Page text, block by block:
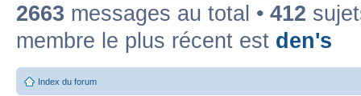
2663 messages au total • 412
membre le plus récent est den's
Index du forum